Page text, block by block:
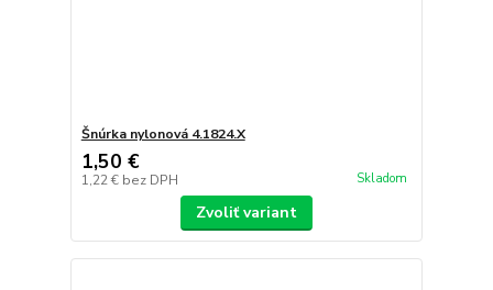
Šnúrka nylonová 4.1824.X
1,50 €
1,22 € bez DPH Skladom
Zvoliť variant